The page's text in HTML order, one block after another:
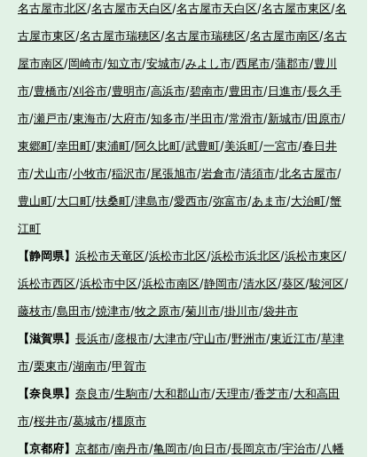
名古屋市北区/名古屋市天白区/名古屋市天白区/名古屋市東区/名
古屋市東区/名古屋市瑞穂区/名古屋市瑞穂区/名古屋市南区/名古
屋市南区/岡崎市/知立市/安城市/みよし市/西尾市/蒲郡市/豊川
市/豊橋市/刈谷市/豊明市/高浜市/碧南市/豊田市/日進市/長久手
市/瀬戸市/東海市/大府市/知多市/半田市/常滑市/新城市/田原市/
東郷町/幸田町/東浦町/阿久比町/武豊町/美浜町/一宮市/春日井
市/犬山市/小牧市/稲沢市/尾張旭市/岩倉市/清須市/北名古屋市/
豊山町/大口町/扶桑町/津島市/愛西市/弥富市/あま市/大治町/蟹
江町
【静岡県】 浜松市天竜区/浜松市北区/浜松市浜北区/浜松市東区/
浜松市西区/浜松市中区/浜松市南区/静岡市/清水区/葵区/駿河区/
藤枝市/島田市/焼津市/牧之原市/菊川市/掛川市/袋井市
【滋賀県】 長浜市/彦根市/大津市/守山市/野洲市/東近江市/草津
市/栗東市/湖南市/甲賀市
【奈良県】 奈良市/生駒市/大和郡山市/天理市/香芝市/大和高田
市/桜井市/葛城市/橿原市
【京都府】 京都市/南丹市/亀岡市/向日市/長岡京市/宇治市/八幡